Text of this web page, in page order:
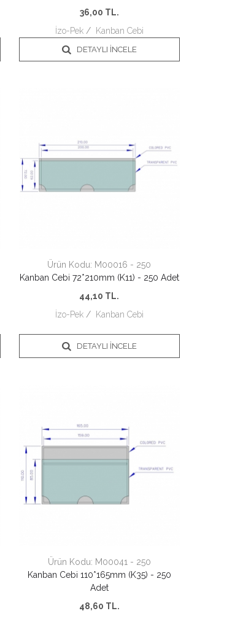
36,00 TL.
İzo-Pek/ Kanban Cebi
DETAYLI İNCELE
Ürün Kodu: M00016 - 250
Kanban Cebi 72*210mm (K11) - 250 Adet
44,10 TL.
İzo-Pek/ Kanban Cebi
DETAYLI İNCELE
Ürün Kodu: M00041 - 250
Kanban Cebi 110*165mm (K35) - 250
Adet
48,60 TL.